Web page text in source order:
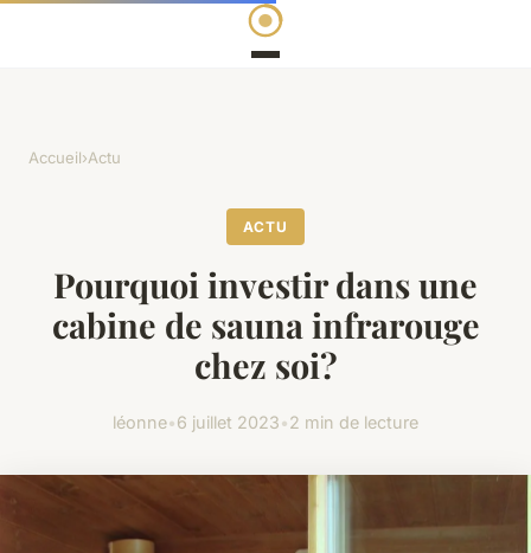
Accueil›Actu
ACTU
Pourquoi investir dans une
cabine de sauna infrarouge
chez soi?
léonne•6 juillet 2023•2 min de lecture